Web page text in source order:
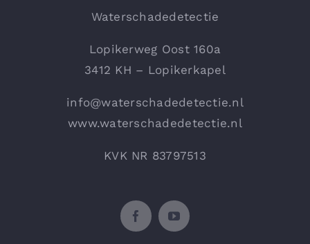
Waterschadedetectie
Lopikerweg Oost 160a
3412 KH – Lopikerkapel
info@waterschadedetectie.nl
www.waterschadedetectie.nl
KVK NR 83797513